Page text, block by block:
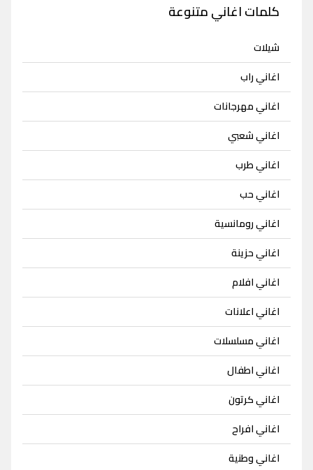
كلمات اغاني متنوعة
شيلات
اغاني راب
اغاني مهرجانات
اغاني شعبي
اغاني طرب
اغاني حب
اغاني رومانسية
اغاني حزينة
اغاني افلام
اغاني اعلانات
اغاني مسلسلات
اغاني اطفال
اغاني كرتون
اغاني افراح
اغاني وطنية